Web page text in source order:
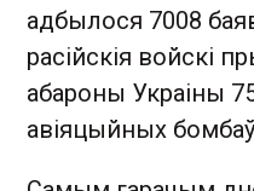
адбылося 7008
расійскія войскі
абароны Украіны
авіяцыйных